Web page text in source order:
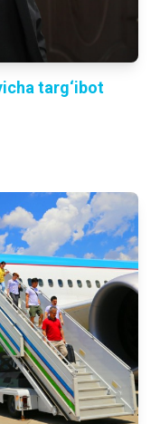
targ‘ibot